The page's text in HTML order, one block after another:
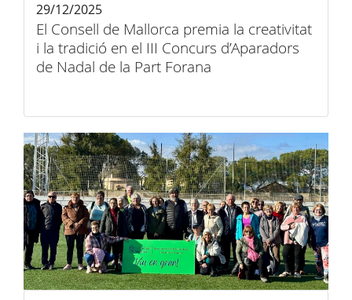
El Consell de Mallorca premia la creativitat
i la tradició en el III Concurs d’Aparadors
de Nadal de la Part Forana
29/12/2025